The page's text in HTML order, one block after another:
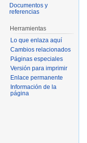
Documentos y
referencias
Herramientas
Lo que enlaza aquí
Cambios relacionados
Páginas especiales
Versión para imprimir
Enlace permanente
Información de la
página